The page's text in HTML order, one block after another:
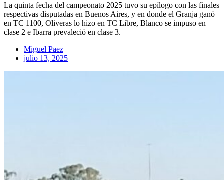
La quinta fecha del campeonato 2025 tuvo su epílogo con las finales
respectivas disputadas en Buenos Aires, y en donde el Granja ganó
en TC 1100, Oliveras lo hizo en TC Libre, Blanco se impuso en
clase 2 e Ibarra prevaleció en clase 3.
Miguel Paez
julio 13, 2025